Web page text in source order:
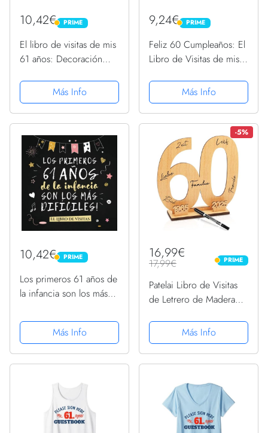
10,42€ PRIME
PRIME
El libro de visitas de mis
61 años: Decoración
de 61 cumpleaños –
Regalo para hombre y
mujer - 61 años - Libro
Más Info
9,24€ PRIME
PRIME
Feliz 60 Cumpleaños: El
Libro de Visitas de mis
Cumpleaños - 21x21cm -
100 Páginas para
Felicitaciones, Saludos,
Más Info
10,42€ PRIME
PRIME
Los primeros 61 años de
la infancia son los más
para el 61 cumpleaños –
Decoración y regalos
originales para hombre o
... para...
Más Info
-5%
16,99€
17,99€ PRIME
PRIME
Patelai Libro de Visitas
de Letrero de Madera
de Recuerdo de Número
de Madera
Independiente de
Signo de Número de...
Más Info